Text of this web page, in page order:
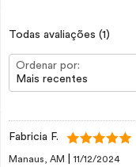
Todas avaliações (1)
Ordenar por:
Mais recentes
Fabricia F.
Manaus, AM 11/12/2024